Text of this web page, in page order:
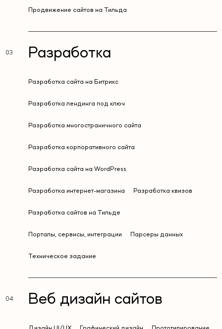
Продвижение сайтов на Тильда
Разработка
Разработка сайта на Битрикс
Разработка лендинга под ключ
Разработка многостраничного сайта
Разработка корпоративного сайта
Разработка сайта на WordPress
Разработка интернет-магазина Разработка квизов
Разработка сайтов на Тильде
Порталы, сервисы, интеграции Парсеры данных
Техническое задание
Веб дизайн сайтов